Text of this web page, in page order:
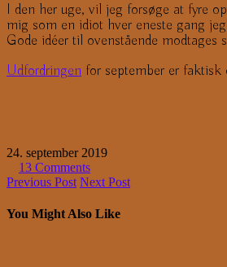
I den her uge, vil jeg forsøge at fyre
mig som en idiot hver eneste gang
Gode idéer til ovenstående modtages
Udfordringen for september er
24. september 2019
13 Comments
Previous Post Next Post
You Might Also Like